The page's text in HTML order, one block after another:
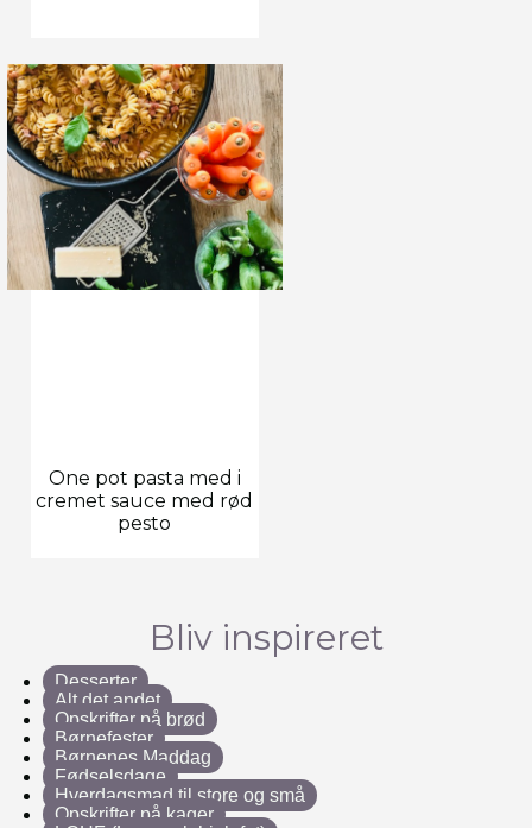
One pot pasta med i
cremet sauce med rød
pesto
Bliv inspireret
Desserter
Alt det andet
Opskrifter på brød
Børnefester
Børnenes Maddag
Fødselsdage
Hverdagsmad til store og små
Opskrifter på kager